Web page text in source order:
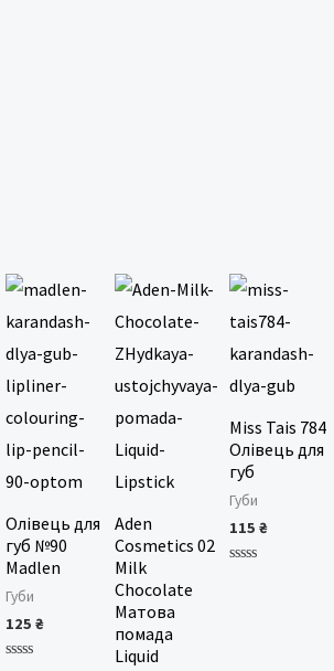
Олівець для
губ №90
Madlen
Губи
125 ₴
Aden
Cosmetics 02
Milk
Chocolate
Матова
помада
Liquid
Miss Tais 784
Олівець для
губ
Губи
115₴